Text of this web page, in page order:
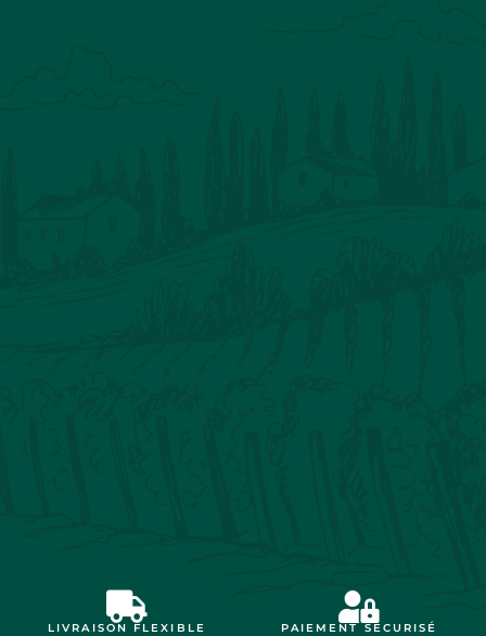
LIVRAISON FLEXIBLE PAIEMENT SÉCURISÉ